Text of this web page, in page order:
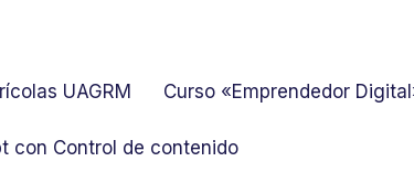
UAGRM Curso «Emprendedor
con Control de contenido